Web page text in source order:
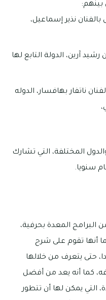
نذير إسماعيل،
آرين، الدولة التابع لها
ناتفار بهافسار، الدوله
المختلفة، التي تشارك
سنويا.
المعدة بحرفية،
أنها تقوم على شرح
حتى يتعرف من خلالها
كما أنه يعد من أفضل
التي يمكن لها أن تتطور